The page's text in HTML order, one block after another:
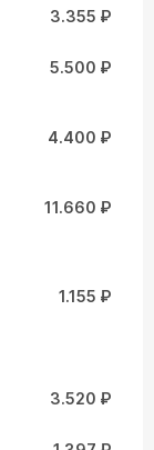
3.355 ₽
5.500 ₽
4.400 ₽
11.660 ₽
1.155 ₽
3.520 ₽